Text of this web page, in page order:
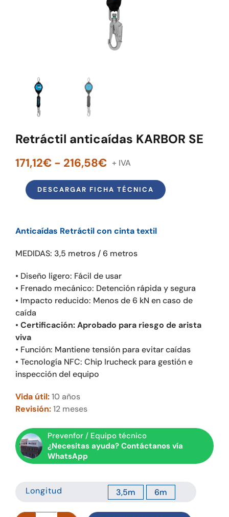
Retráctil anticaídas KARBOR SE
171,12€ - 216,58€Rango
de
precios:
desde
hasta
DESCARGAR FICHA TÉCNICA
Anticaídas Retráctil con cinta textil
MEDIDAS: 3,5 metros / 6 metros
• Diseño ligero: Fácil de usar
• Frenado mecánico: Detención rápida y segura
• Impacto reducido: Menos de 6 kN en caso de
caída
• Certificación: Aprobado para riesgo de arista
viva
• Función: Mantiene tensión para evitar caídas
• Tecnología NFC: Chip Irucheck para gestión e
inspección del equipo
Vida útil:10 años
Revisión:12 meses
Prevenfor / Equipo técnico
¿Necesitas ayuda? Contáctanos vía
WhatsApp
Longitud 3,5m 6m